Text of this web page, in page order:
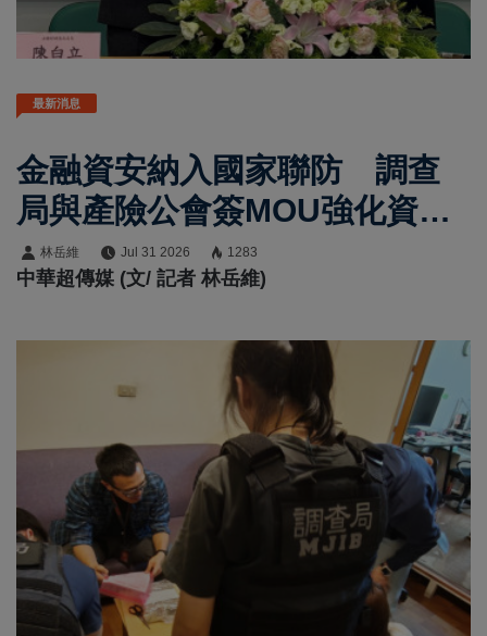
最新消息
金融資安納入國家聯防 調查
局與產險公會簽MOU強化資安
韌性
林岳維 Jul 31 2026 1283
中華超傳媒 (文/ 記者 林岳維)